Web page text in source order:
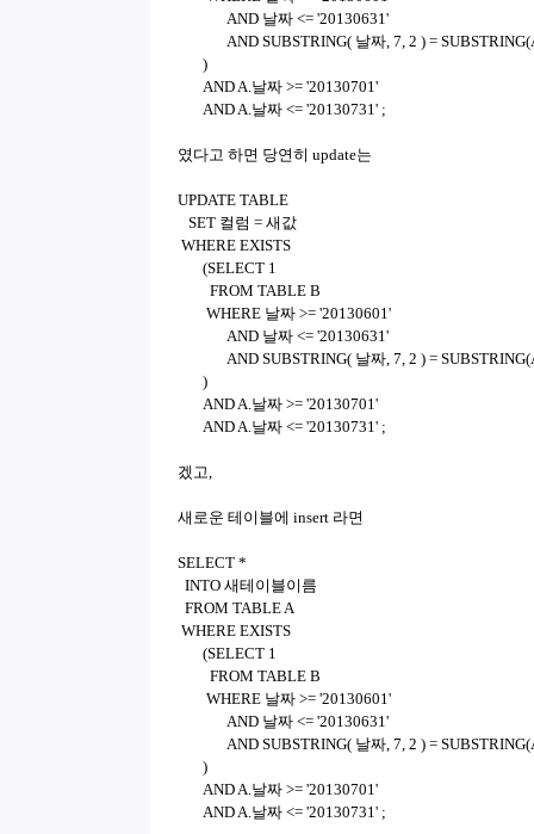
AND 날짜 <= '20130631'
AND SUBSTRING( 날짜, 7, 2 ) =
)
AND A.날짜 >= '20130701'
AND A.날짜 <= '20130731' ;
였다고 하면 당연히 update는
UPDATE TABLE
SET 컬럼 = 새값
WHERE EXISTS
(SELECT 1
FROM TABLE B
WHERE 날짜 >= '20130601'
AND 날짜 <= '20130631'
AND SUBSTRING( 날짜, 7, 2 ) =
)
AND A.날짜 >= '20130701'
AND A.날짜 <= '20130731' ;
겠고,
새로운 테이블에 insert 라면
SELECT *
INTO 새테이블이름
FROM TABLE A
WHERE EXISTS
(SELECT 1
FROM TABLE B
WHERE 날짜 >= '20130601'
AND 날짜 <= '20130631'
AND SUBSTRING( 날짜, 7, 2 ) =
)
AND A.날짜 >= '20130701'
AND A.날짜 <= '20130731' ;